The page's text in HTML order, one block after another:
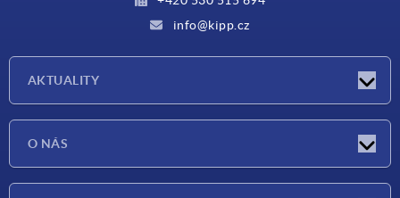
info@kipp.cz
AKTUALITY
O NÁS